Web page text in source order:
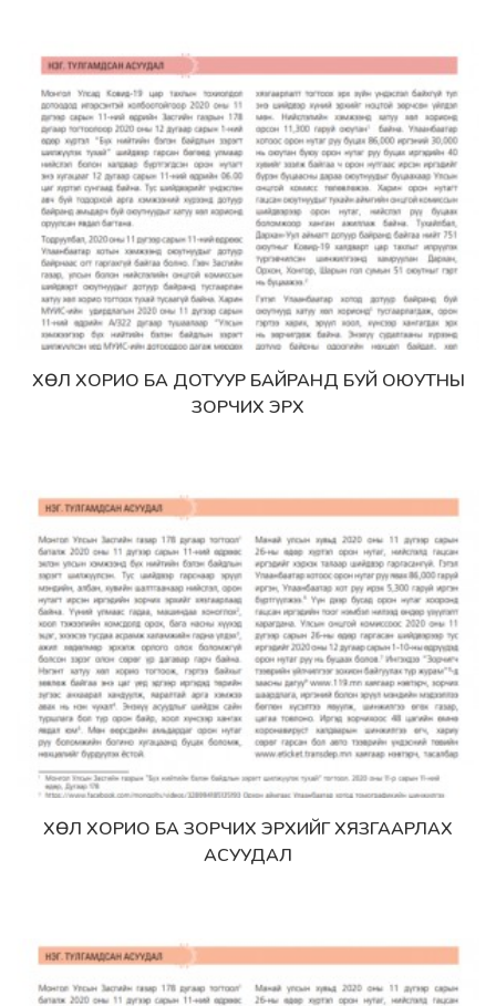
Дэлгэрэнгүй
ХӨЛ ХОРИО БА ДОТУУР БАЙРАНД БУЙ ОЮУТНЫ
ЗОРЧИХ ЭРХ
Дэлгэрэнгүй
ХӨЛ ХОРИО БА ЗОРЧИХ ЭРХИЙГ ХЯЗГААРЛАХ
АСУУДАЛ